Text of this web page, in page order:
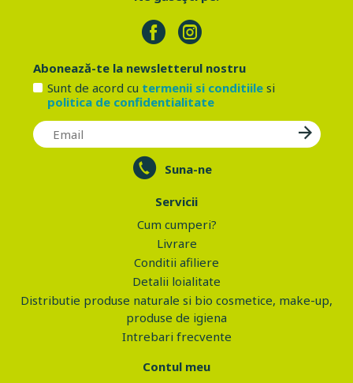
Abonează-te la newsletterul nostru
Sunt de acord cu termenii si conditiilesi
politica de confidentialitate
Suna-ne
Servicii
Cum cumperi?
Livrare
Conditii afiliere
Detalii loialitate
Distributie produse naturale si bio cosmetice, make-up,
produse de igiena
Intrebari frecvente
Contul meu